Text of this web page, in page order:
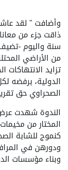
وأضافت " لقد
سنة واليوم -
من الأراضي
تزايد
الدولية، برفضه
الصحراوي حق
الندوة شهدت
المختار من
كنموج للشابة
ودورهن في
وبناء مؤسسات